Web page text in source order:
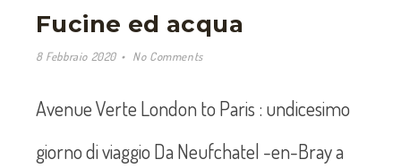
Fucine ed acqua
8 Febbraio 2020 No Comments
Avenue Verte London to Paris : undicesimo
giorno di viaggio Da Neufchatel -en-Bray a